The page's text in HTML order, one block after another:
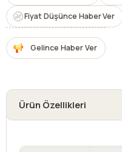
Fiyat Düşünce Haber Ver
Gelince Haber Ver
Ürün Özellikleri